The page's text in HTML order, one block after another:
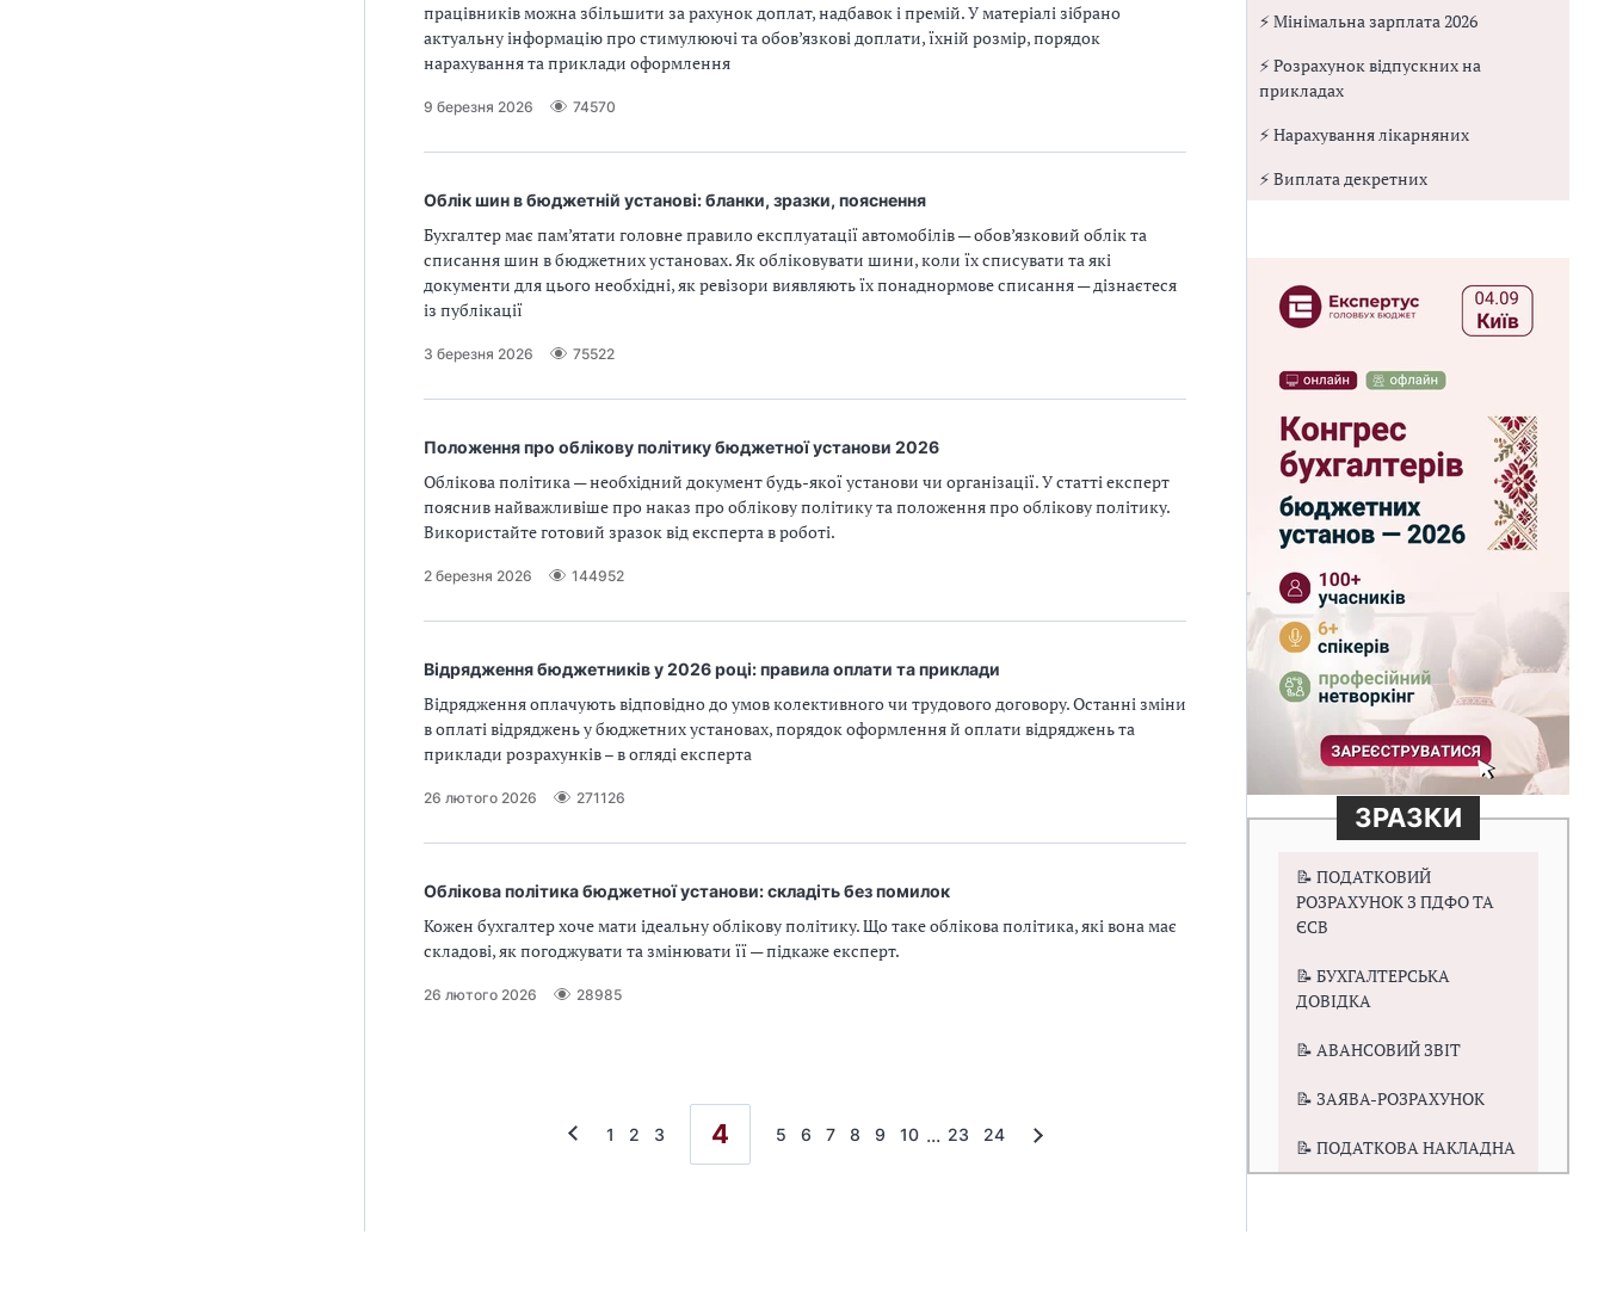
працівників можна збільшити за рахунок доплат, надбавок і премій. У матеріалі зібрано
актуальну інформацію про стимулюючі та обов’язкові доплати, їхній розмір, порядок
нарахування та приклади оформлення
9 березня 2026 74570
Облік шин в бюджетній установі: бланки, зразки, пояснення
Бухгалтер має пам’ятати головне правило експлуатації автомобілів — обов’язковий облік та
списання шин в бюджетних установах. Як обліковувати шини, коли їх списувати та які
документи для цього необхідні, як ревізори виявляють їх понаднормове списання — дізнаєтеся
із публікації
3 березня 2026 75522
Положення про облікову політику бюджетної установи 2026
Облікова політика — необхідний документ будь-якої установи чи організації. У статті експерт
пояснив найважливіше про наказ про облікову політику та положення про облікову політику.
Використайте готовий зразок від експерта в роботі.
2 березня 2026 144952
Відрядження бюджетників у 2026 році: правила оплати та приклади
Відрядження оплачують відповідно до умов колективного чи трудового договору. Останні зміни
в оплаті відряджень у бюджетних установах, порядок оформлення й оплати відряджень та
приклади розрахунків – в огляді експерта
26 лютого 2026 271126
Облікова політика бюджетної установи: складіть без помилок
Кожен бухгалтер хоче мати ідеальну облікову політику. Що таке облікова політика, які вона має
складові, як погоджувати та змінювати її — підкаже експерт.
26 лютого 2026 28985
1 2 3 4 5 6 7 8 9 10 ... 23 24
⚡ Мінімальна зарплата 2026
⚡ Розрахунок відпускних на
прикладах
⚡ Нарахування лікарняних
⚡ Виплата декретних
ЗРАЗКИ
📝 ПОДАТКОВИЙ
РОЗРАХУНОК З ПДФО ТА
ЄСВ
📝 БУХГАЛТЕРСЬКА
ДОВІДКА
📝 АВАНСОВИЙ ЗВІТ
📝 ЗАЯВА-РОЗРАХУНОК
📝 ПОДАТКОВА НАКЛАДНА